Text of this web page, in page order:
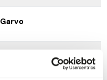
Garvo